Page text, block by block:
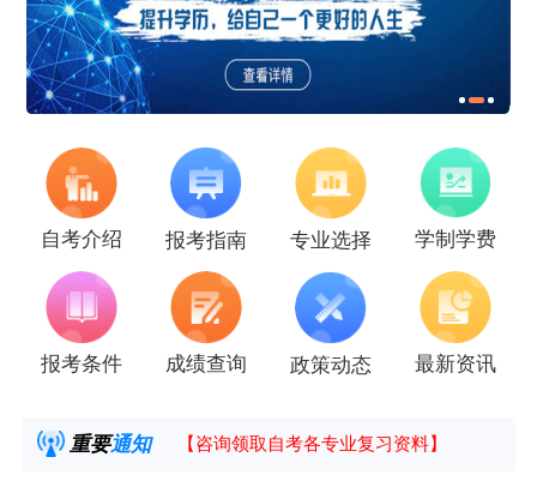
自考介绍 报考指南 专业选择 学制学费
报考条件 成绩查询 政策动态 最新资讯
重要通知
2025年4月湖南自考课程安排及教材目录已
【咨询领取自考各专业复习资料】